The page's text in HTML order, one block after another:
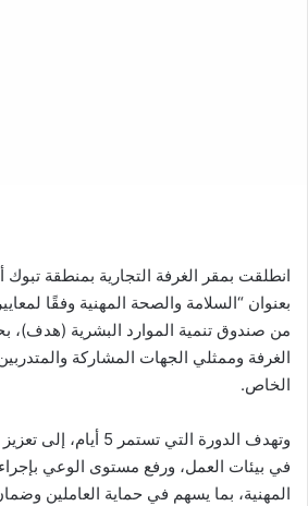
انطلقت بمقر الغرفة التجارية بمنطقة تبوك
من صندوق تنمية الموارد البشرية
الغرفة وممثلي الجهات المشاركة
الخاص.
وتهدف الدورة التي تستمر
في بيئات العمل، ورفع مستوى الوعي
المهنية، بما يسهم في حماية العاملين